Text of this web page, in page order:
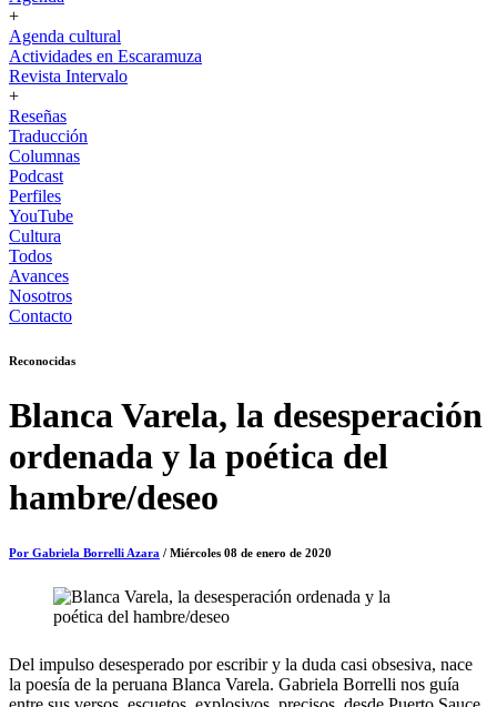
+
Agenda cultural
Actividades en Escaramuza
Revista Intervalo
+
Reseñas
Traducción
Columnas
Podcast
Perfiles
YouTube
Cultura
Todos
Avances
Nosotros
Contacto
Reconocidas
Blanca Varela, la desesperación
ordenada y la poética del
hambre/deseo
Por Gabriela Borrelli Azara / Miércoles 08 de enero de 2020
Del impulso desesperado por escribir y la duda casi obsesiva, nace
la poesía de la peruana Blanca Varela. Gabriela Borrelli nos guía